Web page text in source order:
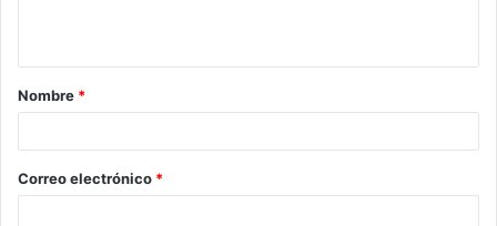
a
r
*
Nombre *
Correo electrónico *